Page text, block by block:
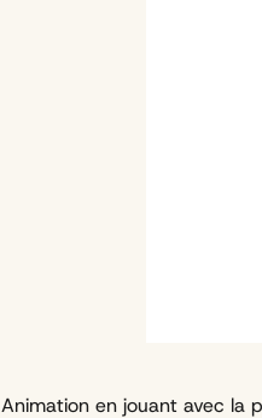
Animation en jouant avec la